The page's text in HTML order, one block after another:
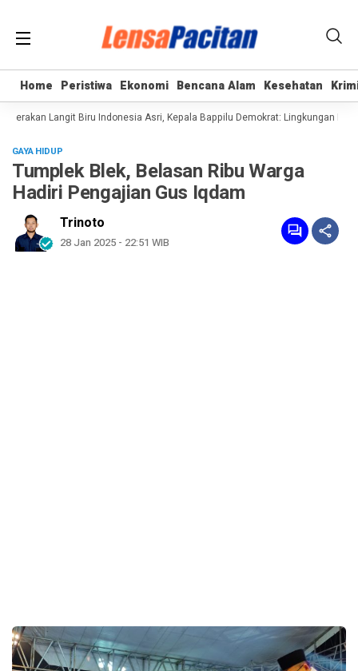
Home Peristiwa Ekonomi Bencana Alam Kesehatan
Home Peristiwa Ekonomi Bencana Alam Kesehatan
Langit Biru Indonesia Asri, Kepala Bappilu Demokrat: Lingkungan
GAYA HIDUP
Tumplek Blek, Belasan Ribu Warga
Hadiri Pengajian Gus Iqdam
Trinoto
28 Jan 2025 - 22:51 WIB